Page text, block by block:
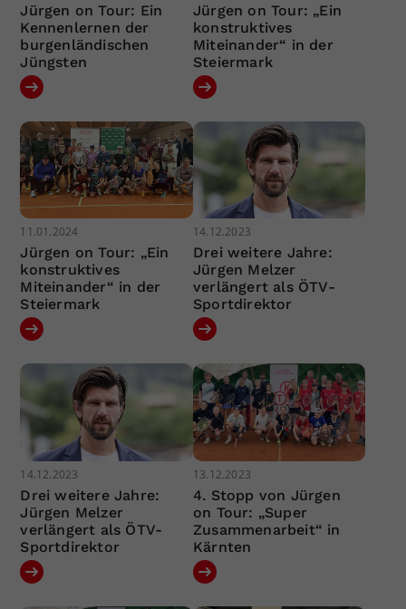
Jürgen on Tour: Ein
Kennenlernen der
burgenländischen
Jüngsten
Jürgen on Tour: „Ein
konstruktives
Miteinander“ in der
Steiermark
11.01.2024
Jürgen on Tour: „Ein
konstruktives
Miteinander“ in der
Steiermark
14.12.2023
Drei weitere Jahre:
Jürgen Melzer
verlängert als ÖTV-
Sportdirektor
14.12.2023
Drei weitere Jahre:
Jürgen Melzer
verlängert als ÖTV-
Sportdirektor
13.12.2023
4. Stopp von Jürgen
on Tour: „Super
Zusammenarbeit“ in
Kärnten